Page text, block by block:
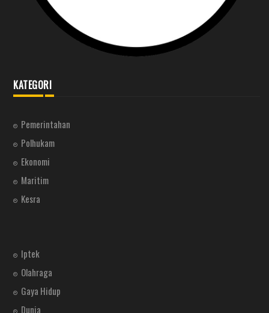
KATEGORI
Pemerintahan
Polhukam
Ekonomi
Maritim
Kesra
Iptek
Olahraga
Gaya Hidup
Dunia